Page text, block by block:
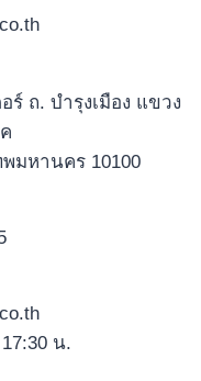
ร์ ถ. บำรุงเมือง แขวง
มหานคร 10100
น.